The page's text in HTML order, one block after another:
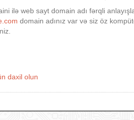
ilə web sayt domain adı fərqli
domain adınız var və siz öz
daxil olun